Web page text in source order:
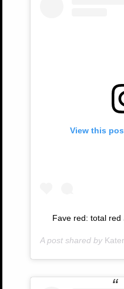
View this
Fave red: total red
A post shared by